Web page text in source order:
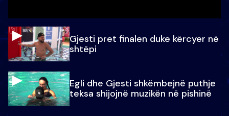
Gjesti pret finalen duke kërcyer në
shtëpi
Egli dhe Gjesti shkëmbejnë puthje
teksa shijojnë muzikën në pishinë